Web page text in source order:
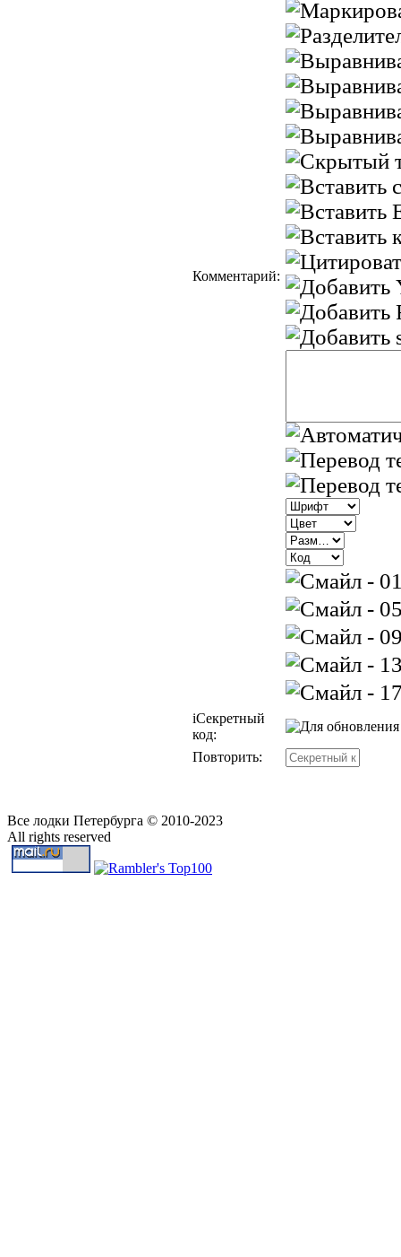
Комментарий:
iСекретный
код:
Повторить:
Все лодки Петербурга © 2010-2023
All rights reserved